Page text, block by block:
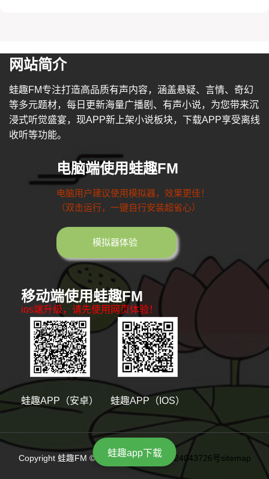
网站简介
蛙趣FM专注打造高品质有声内容，涵盖悬疑、言情、奇幻
等多元题材，每日更新海量广播剧、有声小说，为您带来沉
浸式听觉盛宴，现APP新上架小说板块，下载APP享受离线
收听等功能。
电脑端使用蛙趣FM
电脑用户建议使用模拟器，效果更佳！
（双击运行，一键自行安装超省心）
模拟器体验
移动端使用蛙趣FM
ios端升级，请先使用网页体验！
蛙趣APP（安卓） 蛙趣APP（IOS）
Copyright 蛙趣FM © 版权所有陕ICP备2024043726号sitemap
蛙趣app下载